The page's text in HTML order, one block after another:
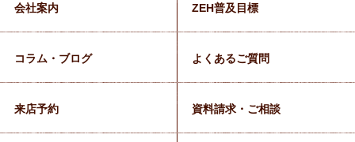
会社案内 ZEH普及目標
コラム・ブログ よくあるご質問
来店予約 資料請求・ご相談